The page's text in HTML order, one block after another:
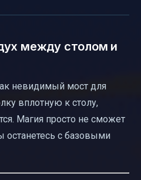
между столом и
невидимый мост для
вплотную к столу,
Магия просто не сможет
останетесь с базовыми